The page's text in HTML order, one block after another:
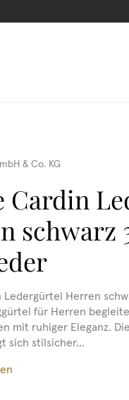
& Co. KG
Cardin
schwarz
Ledergürtel Herren
für Herren
mit ruhiger Eleganz.
sich stilsicher...